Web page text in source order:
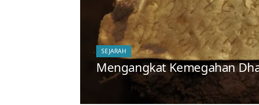
SEJARAH
Mengangkat Kemegahan